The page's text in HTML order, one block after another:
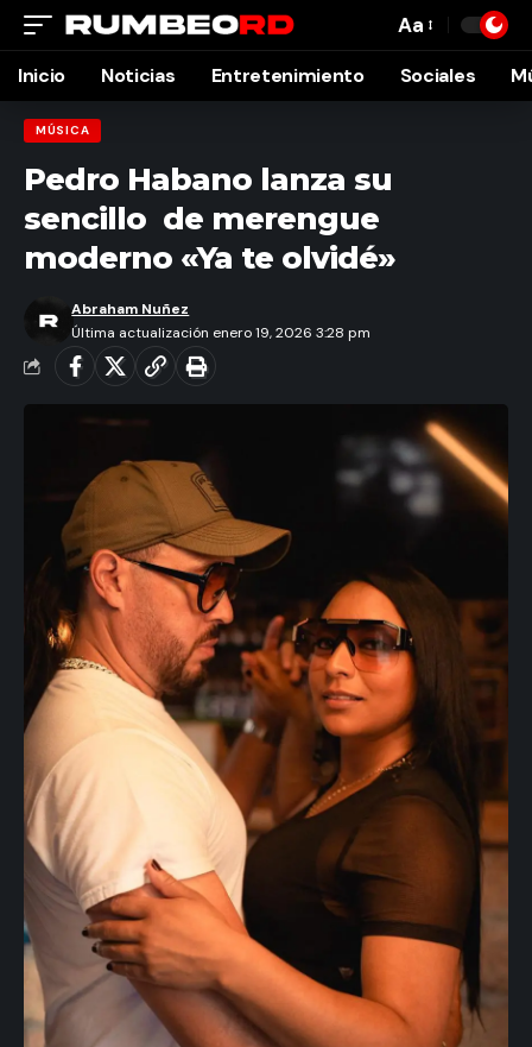
Font
Resizer
Aa
Inicio Noticias Entretenimiento Sociales
MÚSICA
Pedro Habano lanza su
sencillo de merengue
moderno «Ya te olvidé»
Última actualización enero 19, 2026 3:28 pm
Abraham Nuñez